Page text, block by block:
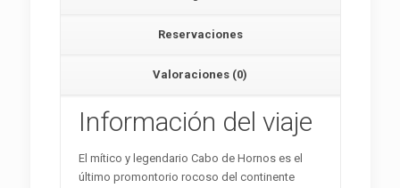
Reservaciones
Valoraciones (0)
Información del viaje
El mítico y legendario Cabo de Hornos es el
último promontorio rocoso del continente